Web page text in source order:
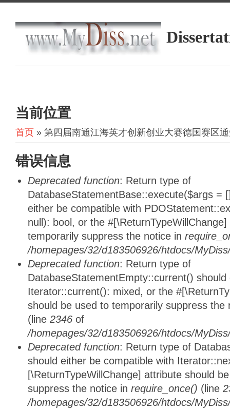
当前位置
首页 » 第四届南通江海英才创新创业大赛德国赛区
错误信息
Deprecated function: Return type of
DatabaseStatementBase::execute($args =
either be compatible with
null): bool, or the
temporarily suppress the notice in
/homepages/32/d183506926/htdocs/
Deprecated function: Return type of
DatabaseStatementEmpty::current()
Iterator::current(): mixed, or the
should be used to temporarily suppress
(line 2346 of
/homepages/32/d183506926/htdocs/
Deprecated function: Return type of
should either be compatible with
[\ReturnTypeWillChange] attribute should
suppress the notice in require_once() (line
/homepages/32/d183506926/htdocs/